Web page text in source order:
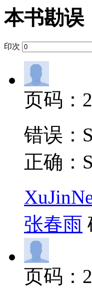
本书勘误
印次
页码：
错误：
正确：
张春雨
页码：